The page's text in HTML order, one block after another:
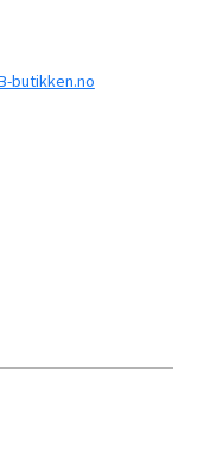
butikken.no